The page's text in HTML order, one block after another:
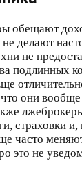
обещают
не делают
не
подлинных
они
страховки и,
часто
это не